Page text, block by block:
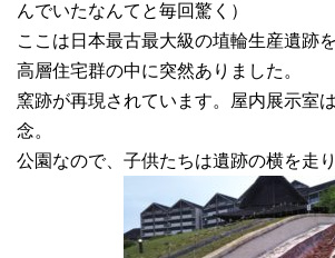
んでいたなんてと毎回驚く）
ここは日本最古最大級の埴輪生産遺跡
高層住宅群の中に突然ありました。
窯跡が再現されています。屋内展示室
念。
公園なので、子供たちは遺跡の横を走